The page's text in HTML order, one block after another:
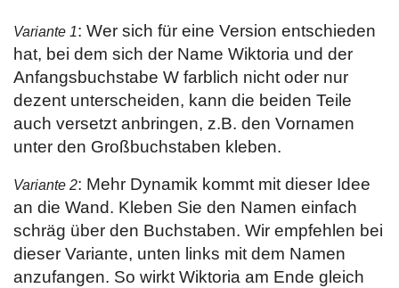
Variante 1: Wer sich für eine Version entschieden
hat, bei dem sich der Name Wiktoria und der
Anfangsbuchstabe W farblich nicht oder nur
dezent unterscheiden, kann die beiden Teile
auch versetzt anbringen, z.B. den Vornamen
unter den Großbuchstaben kleben.
Variante 2: Mehr Dynamik kommt mit dieser Idee
an die Wand. Kleben Sie den Namen einfach
schräg über den Buchstaben. Wir empfehlen bei
dieser Variante, unten links mit dem Namen
anzufangen. So wirkt Wiktoria am Ende gleich